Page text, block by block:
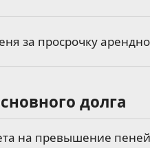
за просрочку
долга
на превышение